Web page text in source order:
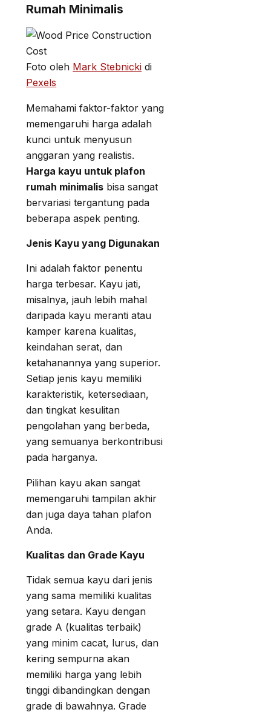
Rumah Minimalis
Foto oleh Mark Stebnicki di
Pexels
Memahami faktor-faktor yang
memengaruhi harga adalah
kunci untuk menyusun
anggaran yang realistis.
Harga kayu untuk plafon
rumah minimalis bisa sangat
bervariasi tergantung pada
beberapa aspek penting.
Jenis Kayu yang Digunakan
Ini adalah faktor penentu
harga terbesar. Kayu jati,
misalnya, jauh lebih mahal
daripada kayu meranti atau
kamper karena kualitas,
keindahan serat, dan
ketahanannya yang superior.
Setiap jenis kayu memiliki
karakteristik, ketersediaan,
dan tingkat kesulitan
pengolahan yang berbeda,
yang semuanya berkontribusi
pada harganya.
Pilihan kayu akan sangat
memengaruhi tampilan akhir
dan juga daya tahan plafon
Anda.
Kualitas dan Grade Kayu
Tidak semua kayu dari jenis
yang sama memiliki kualitas
yang setara. Kayu dengan
grade A (kualitas terbaik)
yang minim cacat, lurus, dan
kering sempurna akan
memiliki harga yang lebih
tinggi dibandingkan dengan
grade di bawahnya. Grade